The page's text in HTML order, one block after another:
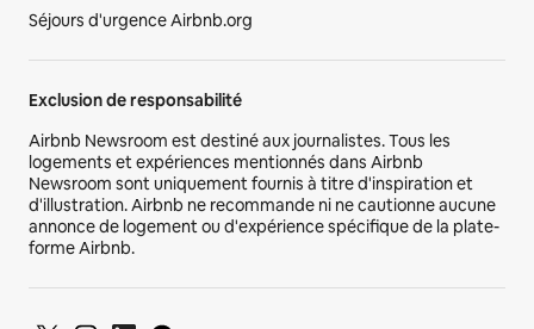
Séjours d'urgence Airbnb.org
Exclusion de responsabilité
Airbnb Newsroom est destiné aux journalistes. Tous les
logements et expériences mentionnés dans Airbnb
Newsroom sont uniquement fournis à titre d'inspiration et
d'illustration. Airbnb ne recommande ni ne cautionne aucune
annonce de logement ou d'expérience spécifique de la plate-
forme Airbnb.